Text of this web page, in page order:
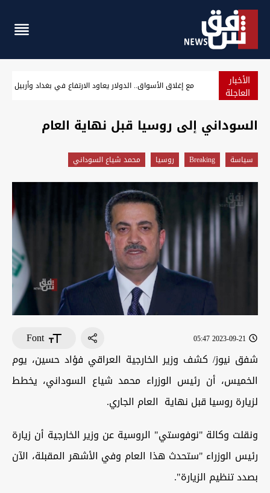
الأخبار
العاجلة بغداد.. إغلاق سريع الشعلة بعد انفجار صهريج واحتراق سيارات
السوداني إلى روسيا قبل نهاية العام
سیاسة Breaking روسيا محمد شياع السوداني
2023-09-21 05:47
Font
شفق نيوز/ كشف وزير الخارجية العراقي فؤاد حسين، يوم
الخميس، أن رئيس الوزراء محمد شياع السوداني، يخطط
لزيارة روسيا قبل نهاية العام الجاري.
ونقلت وكالة "نوفوستي" الروسية عن وزير الخارجية أن زيارة
رئيس الوزراء "ستحدث هذا العام وفي الأشهر المقبلة، الآن
بصدد تنظيم الزيارة".